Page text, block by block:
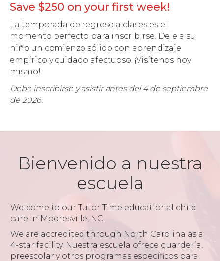
Save $250 on your first week!
La temporada de regreso a clases es el
momento perfecto para inscribirse. Dele a su
niño un comienzo sólido con aprendizaje
empírico y cuidado afectuoso. ¡Visítenos hoy
mismo!
Debe inscribirse y asistir antes del 4 de septiembre
de 2026.
Bienvenido a nuestra
escuela
Welcome to our Tutor Time educational child
care in Mooresville, NC.
We are accredited through North Carolina as a
4-star facility. Nuestra escuela ofrece guardería,
preescolar y otros programas específicos para